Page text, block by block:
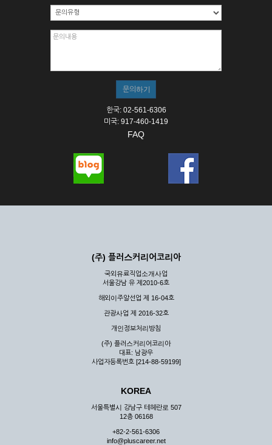
한국: 02-561-6306
미국: 917-460-1419
FAQ
(주) 플러스커리어코리아
국외유료직업소개사업
서울강남 유 제2010-6호
해외이주알선업 제 16-04호
관광사업 제 2016-32호
개인정보처리방침
(주) 플러스커리어코리아
대표: 남광우
사업자등록번호 [214-88-59199]
KOREA
서울특별시 강남구 테헤란로 507
12층 06168
+82-2-561-6306
info@pluscareer.net